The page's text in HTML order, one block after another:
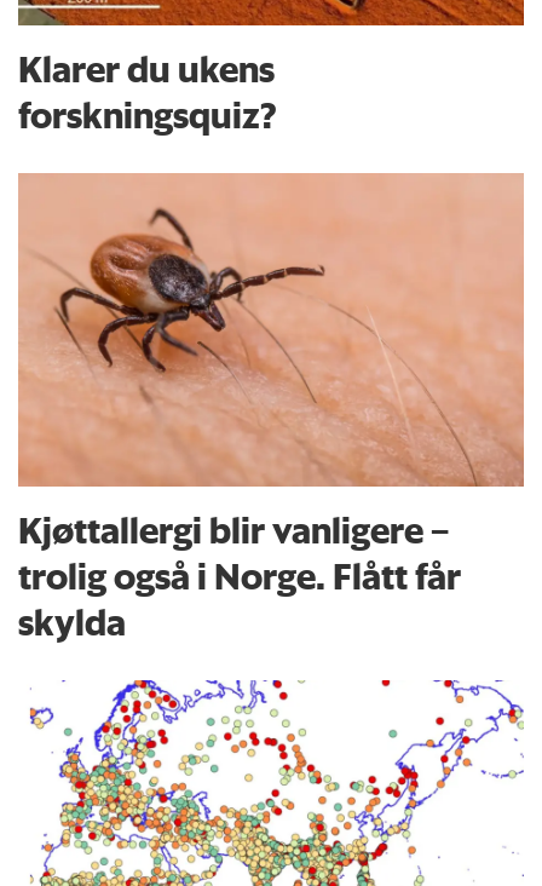
Klarer du ukens
forskningsquiz?
Kjøttallergi blir vanligere –
trolig også i Norge. Flått får
skylda